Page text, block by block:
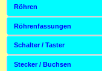
Röhren
Röhrenfassungen
Schalter / Taster
Stecker / Buchsen